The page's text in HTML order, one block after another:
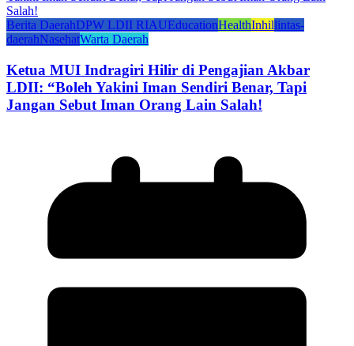
Berita DaerahDPW LDII RIAUEducationHealthInhillintas-
daerahNasehatWarta Daerah
Ketua MUI Indragiri Hilir di Pengajian Akbar
LDII: “Boleh Yakini Iman Sendiri Benar, Tapi
Jangan Sebut Iman Orang Lain Salah!